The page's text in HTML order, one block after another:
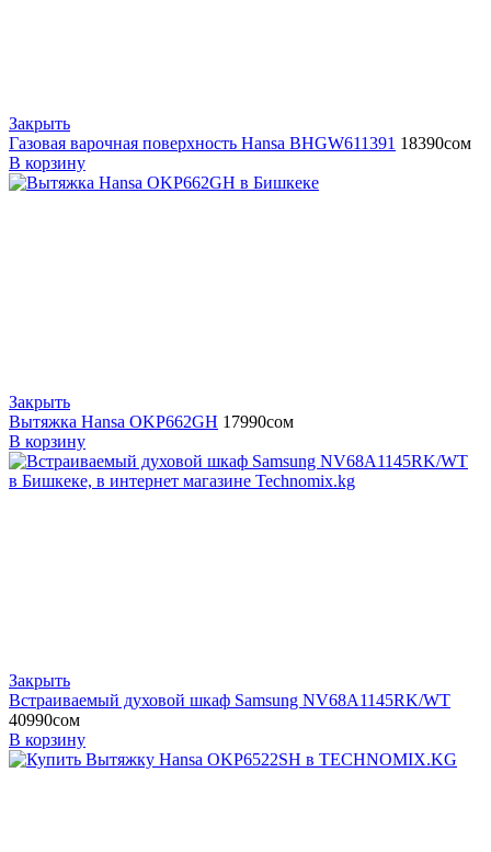
Закрыть
Газовая варочная поверхность Hansa BHGW611391 18390сом
В корзину
Закрыть
Вытяжка Hansa OKP662GH 17990сом
В корзину
Закрыть
Встраиваемый духовой шкаф Samsung NV68A1145RK/WT
40990сом
В корзину